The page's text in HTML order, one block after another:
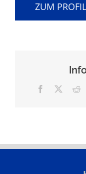
ZUM
Facebook